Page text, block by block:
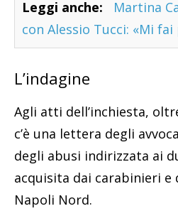
Leggi anche:
Martina
con Alessio Tucci: «Mi fai
L’indagine
Agli atti dell’inchiesta,
c’è una lettera degli
degli abusi indirizzata ai
acquisita dai carabinieri e
Napoli Nord.